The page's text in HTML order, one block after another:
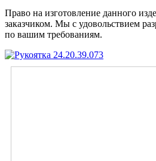
Право на изготовление данного
заказчиком. Мы с удовольствием
по вашим требованиям.